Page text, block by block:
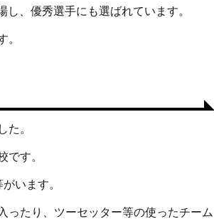
、優秀選手にも選ばれています。
。
。
す。
います。
ったり、ツーセッター等の使ったチーム